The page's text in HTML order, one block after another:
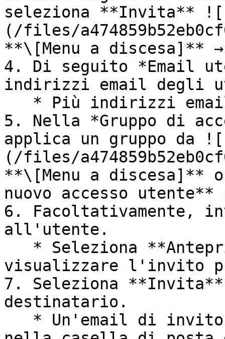
seleziona **Invita**
(/files/
**\[Menu a discesa]**
4. Di seguito *Email
indirizzi email degli
5. Nella *Gruppo di
applica un gruppo da
(/files/
**\[Menu a discesa]**
nuovo accesso
6. Facoltativamente,
all'utente.
visualizzare l'invito
7. Seleziona
destinatario.